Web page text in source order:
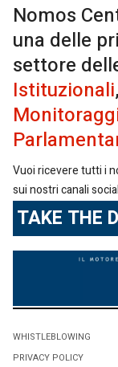
Nomos
una delle
settore
Istituzionali,
Vuoi ricevere tutti i
sui nostri canali social
TAKE THE
WHISTLEBLOWING
PRIVACY POLICY